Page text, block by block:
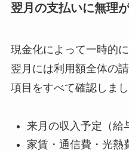
翌月の支払いに無理
現金化によって一時的
翌月には利用額全体の
項目をすべて確認しまし
来月の収入予定（給
家賃・通信費・光熱